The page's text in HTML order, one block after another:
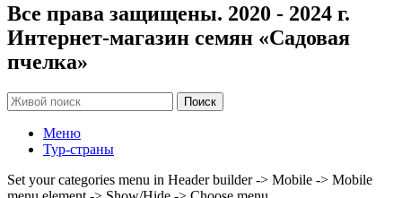
Все права защищены. 2020 - 2024 г.
Интернет-магазин семян «Садовая
пчелка»
Поиск
Меню
Тур-страны
Set your categories menu in Header builder -> Mobile -> Mobile